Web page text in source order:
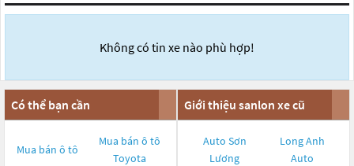
Không có tin xe nào phù hợp!
Có thể bạn cần
Mua bán ô tô
Mua bán ô tô
Toyota
Giới thiệu sanlon xe cũ
Auto Sơn
Lương
Long Anh
Auto